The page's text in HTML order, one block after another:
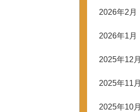
2026年2月
2026年1月
2025年12月
2025年11月
2025年10月